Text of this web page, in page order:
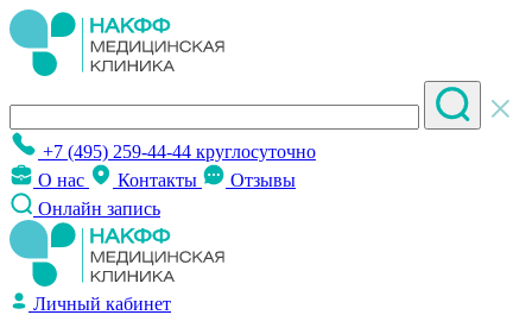
+7 (495) 259-44-44 круглосуточно
О нас
Контакты
Отзывы
Онлайн запись
Личный кабинет